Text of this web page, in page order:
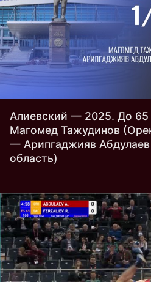
Алиевский — 2025. До 65
Магомед Тажудинов
— Арипгаджияв Абдулаев
область)